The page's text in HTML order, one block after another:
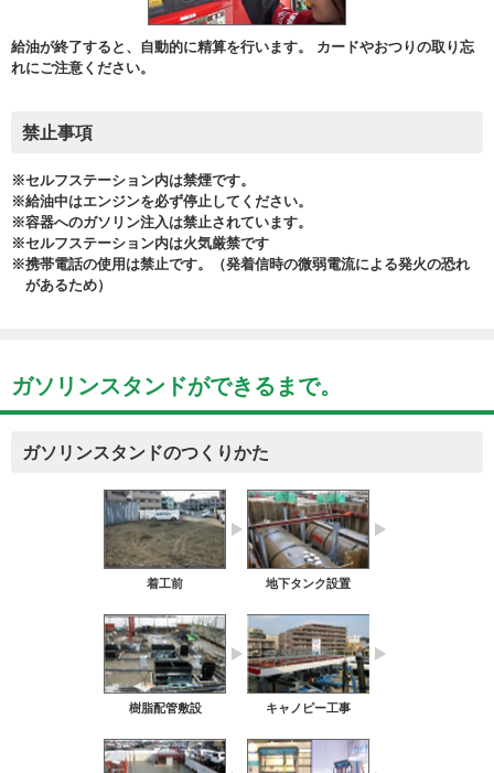
給油が終了すると、自動的に精算を行います。 カードやおつりの取り忘
れにご注意ください。
禁止事項
※セルフステーション内は禁煙です。
※給油中はエンジンを必ず停止してください。
※容器へのガソリン注入は禁止されています。
※セルフステーション内は火気厳禁です
※携帯電話の使用は禁止です。（発着信時の微弱電流による発火の恐れ
があるため）
ガソリンスタンドができるまで。
ガソリンスタンドのつくりかた
着工前 地下タンク設置
樹脂配管敷設 キャノピー工事